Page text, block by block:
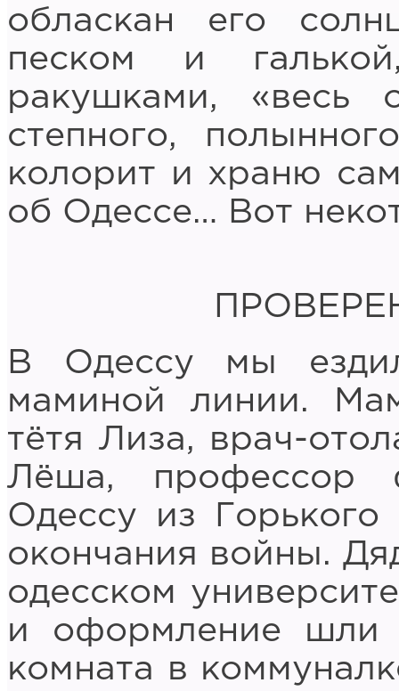
обласкан его
песком и
ракушками, «весь
степного,
колорит и храню
об Одессе… Вот
В Одессу мы
маминой линии.
тётя Лиза, врач-
Лёша, профессор
Одессу из
окончания войны.
одесском
и оформление шли
комната в